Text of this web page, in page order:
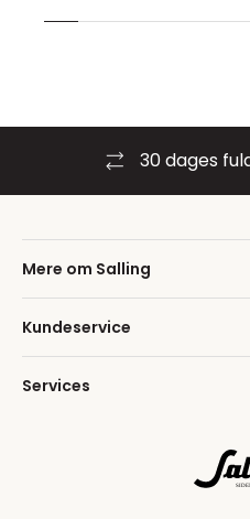
30 dages
Mere om Salling
Kundeservice
Services